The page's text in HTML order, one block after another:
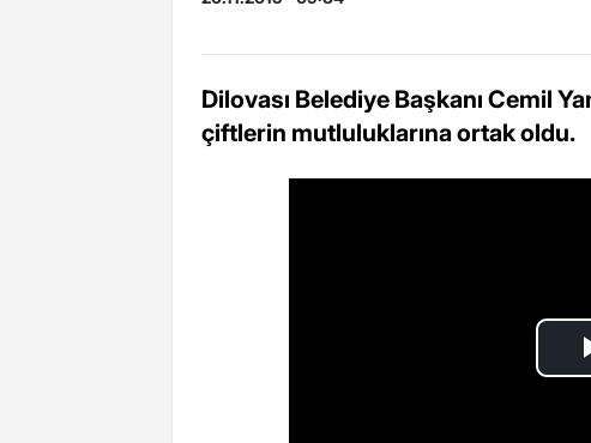
Dilovası Belediye Başkanı Cemil
çiftlerin mutluluklarına ortak oldu.